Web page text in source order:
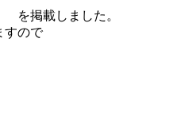
掲載しました。
すので